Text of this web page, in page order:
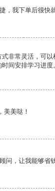
，我下单后很快
非常灵活，可
间安排学习进度
美美哒！
问，让我能够省